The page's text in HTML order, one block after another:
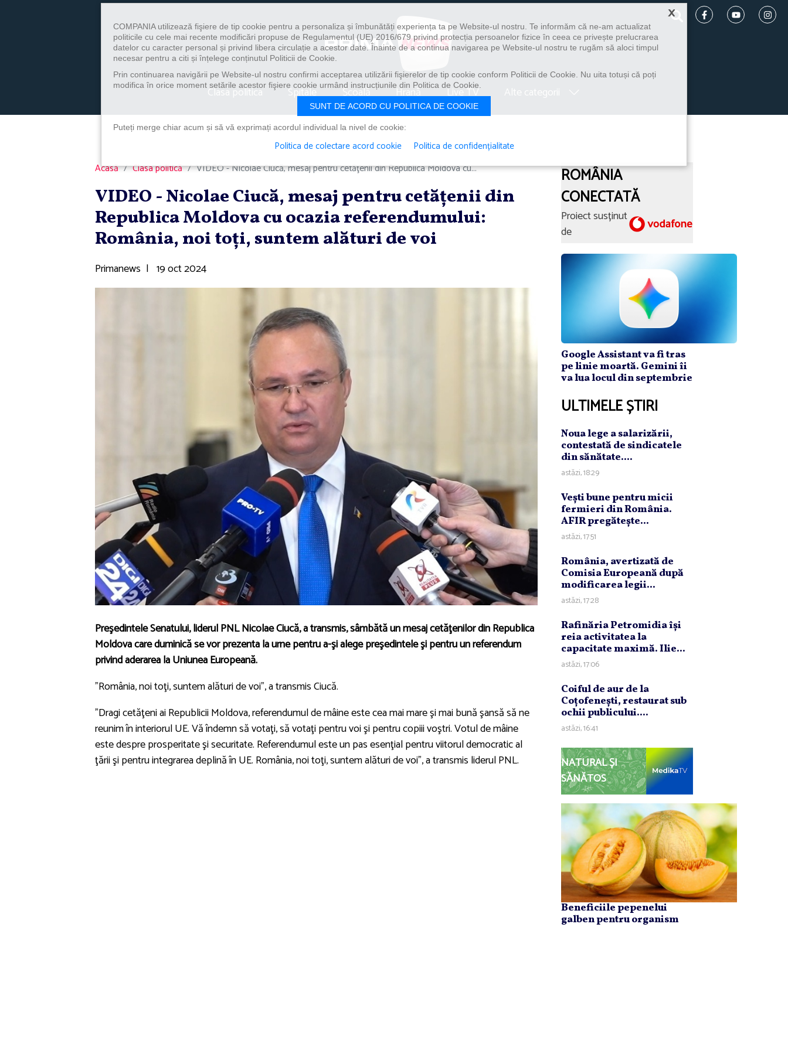
Clasa politica Spitale Școală Hrană Live TV
Acasă Clasa politică VIDEO - Nicolae Ciucă, mesaj pentru cetăţenii din Republica Moldova cu...
VIDEO - Nicolae Ciucă, mesaj pentru cetăţenii din
Republica Moldova cu ocazia referendumului:
România, noi toţi, suntem alături de voi
Primanews | 19 oct 2024
Preşedintele Senatului, liderul PNL Nicolae Ciucă, a transmis, sâmbătă un mesaj cetăţenilor din Republica
Moldova care duminică se vor prezenta la urne pentru a-şi alege preşedintele şi pentru un referendum
privind aderarea la Uniunea Europeană.
”România, noi toţi, suntem alături de voi”, a transmis Ciucă.
”Dragi cetăţeni ai Republicii Moldova, referendumul de mâine este cea mai mare şi mai bună şansă să ne
reunim în interiorul UE. Vă îndemn să votaţi, să votaţi pentru voi şi pentru copiii voştri. Votul de mâine
este despre prosperitate şi securitate. Referendumul este un pas esenţial pentru viitorul democratic al
ţării şi pentru integrarea deplină în UE. România, noi toţi, suntem alături de voi”, a transmis liderul PNL.
ROMÂNIA
CONECTATĂ
Proiect susținut
de
Google Assistant va fi tras
pe linie moartă. Gemini îi
va lua locul din septembrie
ULTIMELE ȘTIRI
Noua lege a salarizării,
contestată de sindicatele
din sănătate....
astăzi, 18:29
Veşti bune pentru micii
fermieri din România.
AFIR pregăteşte...
astăzi, 17:51
România, avertizată de
Comisia Europeană după
modificarea legii...
astăzi, 17:28
Rafinăria Petromidia îşi
reia activitatea la
capacitate maximă. Ilie...
astăzi, 17:06
Coiful de aur de la
Coţofeneşti, restaurat sub
ochii publicului....
astăzi, 16:41
NATURAL ȘI
SĂNĂTOS
Beneficiile pepenelui
galben pentru organism
×
COMPANIA utilizează fişiere de tip cookie pentru a personaliza și îmbunătăți experiența ta pe Website-ul nostru. Te informăm că ne-am actualizat
politicile cu cele mai recente modificări propuse de Regulamentul (UE) 2016/679 privind protecția persoanelor fizice în ceea ce privește prelucrarea
datelor cu caracter personal și privind libera circulație a acestor date. Înainte de a continua navigarea pe Website-ul nostru te rugăm să aloci timpul
necesar pentru a citi și înțelege conținutul Politicii de Cookie.
Prin continuarea navigării pe Website-ul nostru confirmi acceptarea utilizării fişierelor de tip cookie conform Politicii de Cookie. Nu uita totuși că poți
modifica în orice moment setările acestor fişiere cookie urmând instrucțiunile din Politica de Cookie.
SUNT DE ACORD CU POLITICA DE COOKIE
Puteți merge chiar acum și să vă exprimați acordul individual la nivel de cookie:
Politica de colectare acord cookie Politica de confidențialitate